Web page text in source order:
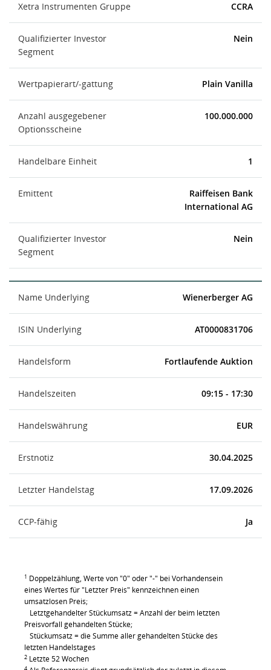
Xetra Instrumenten Gruppe CCRA
Qualifizierter Investor
Segment
Nein
Wertpapierart/-gattung Plain Vanilla
Anzahl ausgegebener
Optionsscheine
100.000.000
Handelbare Einheit 1
Emittent
Raiffeisen Bank
International AG
Qualifizierter Investor
Segment
Nein
Name Underlying Wienerberger AG
ISIN Underlying AT0000831706
Handelsform Fortlaufende Auktion
Handelszeiten 09:15 - 17:30
Handelswährung EUR
Erstnotiz 30.04.2025
Letzter Handelstag 17.09.2026
CCP-fähig Ja
1 Doppelzählung, Werte von "0" oder "-" bei Vorhandensein
eines Wertes für "Letzter Preis" kennzeichnen einen
umsatzlosen Preis;
Letztgehandelter Stückumsatz = Anzahl der beim letzten
Preisvorfall gehandelten Stücke;
Stückumsatz = die Summe aller gehandelten Stücke des
letzten Handelstages
2 Letzte 52 Wochen
4